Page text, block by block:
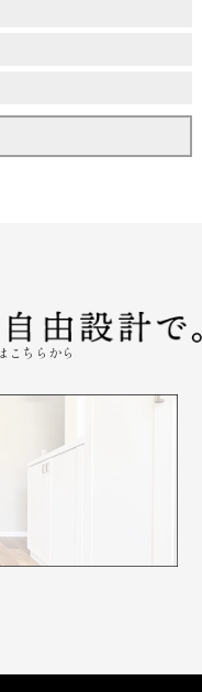
こちらから